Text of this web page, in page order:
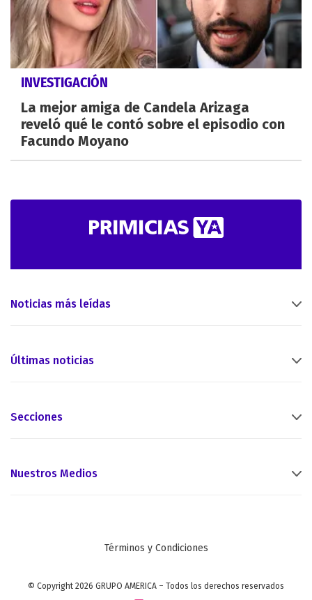
INVESTIGACIÓN
La mejor amiga de Candela Arizaga
reveló qué le contó sobre el episodio con
Facundo Moyano
Noticias más leídas
Últimas noticias
Secciones
Nuestros Medios
Términos y Condiciones
© Copyright 2026 GRUPO AMERICA – Todos los derechos reservados